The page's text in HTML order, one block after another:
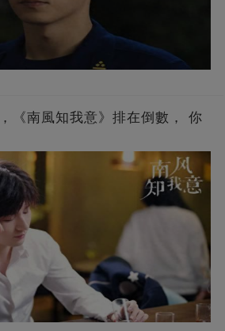
《南風知我意》排在倒數， 你